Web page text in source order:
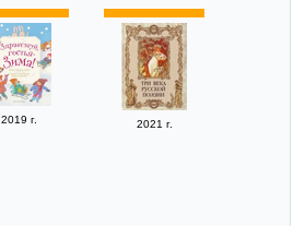
2019 г. 2021 г.